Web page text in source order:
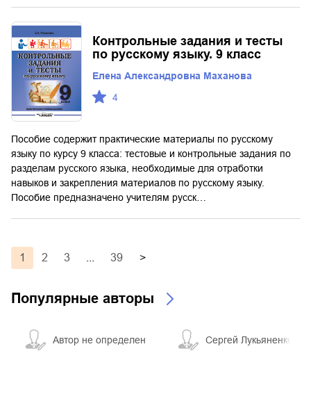
Контрольные задания и тесты
по русскому языку. 9 класс
Елена Александровна Маханова
4
Пособие содержит практические материалы по русскому
языку по курсу 9 класса: тестовые и контрольные задания по
разделам русского языка, необходимые для отработки
навыков и закрепления материалов по русскому языку.
Пособие предназначено учителям русск…
1 2 3 39 >
Популярные авторы
Автор не определен Сергей Лукьяненко